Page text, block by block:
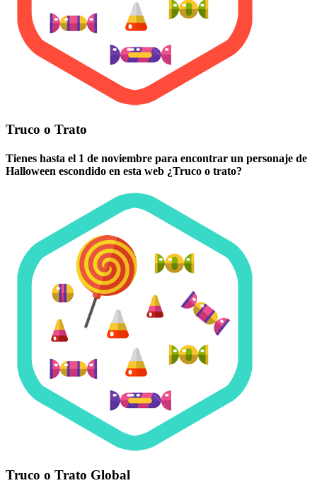
Truco o Trato
Tienes hasta el 1 de noviembre para encontrar un personaje de
Halloween escondido en esta web ¿Truco o trato?
Truco o Trato Global